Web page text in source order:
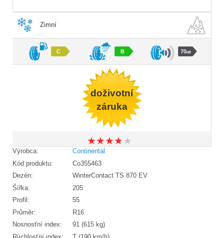
Zimní
C B 70dB
doživotní
záruka
★★★★★
★★★★★
Výrobca:
Continental
Kód produktu:
Co355463
Dezén:
WinterContact TS 870 EV
Šířka:
205
Profil:
55
Průměr:
R16
Nosnosťní index:
91 (615 kg)